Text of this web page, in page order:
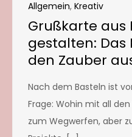
Allgemein, Kreativ
Grußkarte aus
gestalten:
den Zauber
Nach dem Basteln ist
Frage: Wohin mit all
zum Wegwerfen, aber